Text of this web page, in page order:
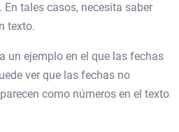
tales casos, necesita saber
texto.
un ejemplo en el que las fechas
ver que las fechas no
como números en el texto